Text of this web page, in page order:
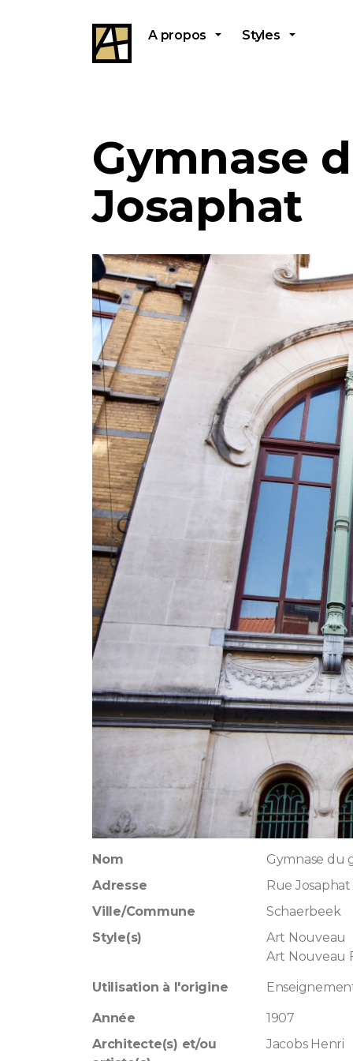
A propos Styles
Gymnase
Josaphat
Nom
Gymnase du
Adresse
Rue Josaphat
Ville/Commune
Schaerbeek
Style(s)
Art Nouveau
Art Nouveau
Utilisation à l'origine
Année
1907
Architecte(s) et/ou
Jacobs Henri